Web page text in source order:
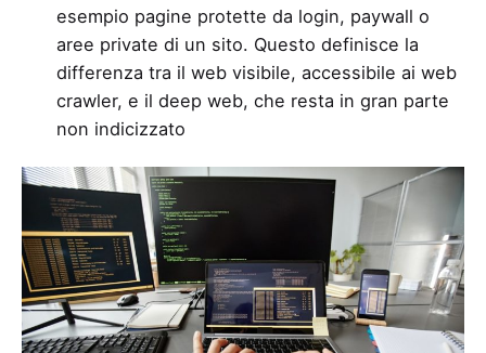
esempio pagine protette da login, paywall o
aree private di un sito. Questo definisce la
differenza tra il web visibile, accessibile ai web
crawler, e il deep web, che resta in gran parte
non indicizzato